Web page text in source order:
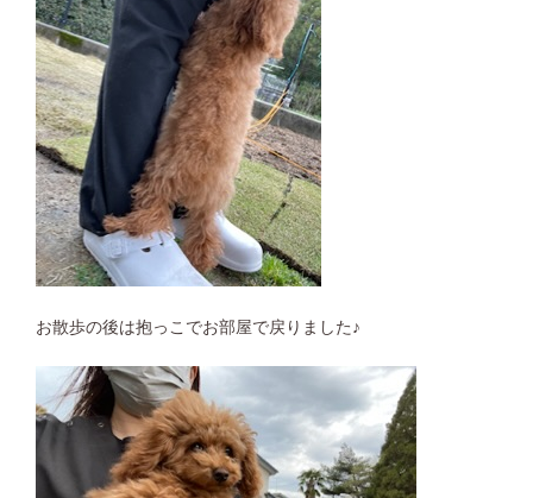
お散歩の後は抱っこでお部屋で戻りました♪